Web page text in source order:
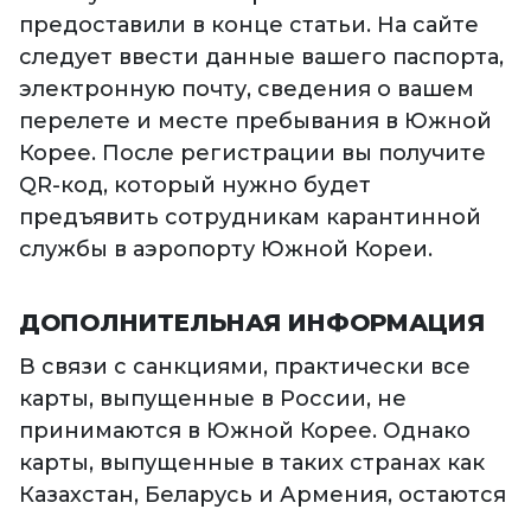
предоставили в конце статьи. На сайте
следует ввести данные вашего паспорта,
электронную почту, сведения о вашем
перелете и месте пребывания в Южной
Корее. После регистрации вы получите
QR-код, который нужно будет
предъявить сотрудникам карантинной
службы в аэропорту Южной Кореи.
ДОПОЛНИТЕЛЬНАЯ ИНФОРМАЦИЯ
В связи с санкциями, практически все
карты, выпущенные в России, не
принимаются в Южной Корее. Однако
карты, выпущенные в таких странах как
Казахстан, Беларусь и Армения, остаются